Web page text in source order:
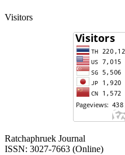
Visitors
Ratchaphruek Journal
ISSN: 3027-7663 (Online)